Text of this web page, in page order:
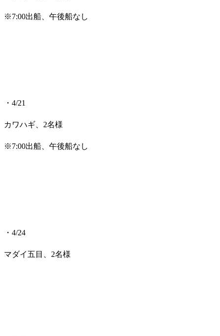
※7:00出船、午後船なし
・4/21
カワハギ、2名様
※7:00出船、午後船なし
・4/24
マダイ五目、2名様